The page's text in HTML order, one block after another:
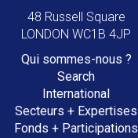
48 Russell Square
LONDON WC1B 4JP
Qui sommes-nous ?
Search
International
Secteurs + Expertises
Fonds + Participations